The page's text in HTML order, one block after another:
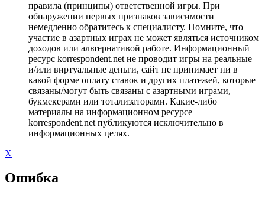
правила (принципы) ответственной игры. При
обнаружении первых признаков зависимости
немедленно обратитесь к специалисту. Помните, что
участие в азартных играх не может являться источником
доходов или альтернативой работе. Информационный
ресурс korrespondent.net не проводит игры на реальные
и/или виртуальные деньги, сайт не принимает ни в
какой форме оплату ставок и других платежей, которые
связаны/могут быть связаны с азартными играми,
букмекерами или тотализаторами. Какие-либо
материалы на информационном ресурсе
korrespondent.net публикуются исключительно в
информационных целях.
X
Ошибка